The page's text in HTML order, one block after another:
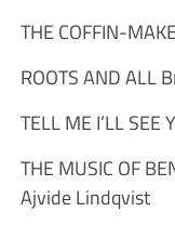
THE COFFIN-
ROOTS AND ALL
TELL ME I’LL
THE MUSIC OF
Ajvide Lindqvist